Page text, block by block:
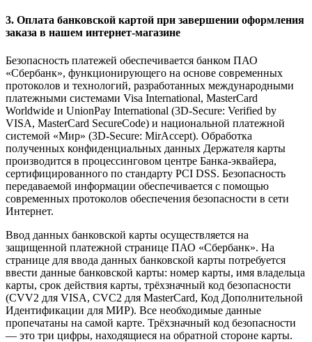
3. Оплата банковской картой при завершении оформления
заказа в нашем интернет-магазине
Безопасность платежей обеспечивается банком ПАО
«Сбербанк», функционирующего на основе современных
протоколов и технологий, разработанных международными
платежными системами Visa International, MasterCard
Worldwide и UnionPay International (3D-Secure: Verified by
VISA, MasterCard SecureCode) и национальной платежной
системой «Мир» (3D-Secure: MirAccept). Обработка
полученных конфиденциальных данных Держателя карты
производится в процессинговом центре Банка-эквайера,
сертифицированного по стандарту PCI DSS. Безопасность
передаваемой информации обеспечивается с помощью
современных протоколов обеспечения безопасности в сети
Интернет.
Ввод данных банковской карты осуществляется на
защищенной платежной странице ПАО «Сбербанк». На
странице для ввода данных банковской карты потребуется
ввести данные банковской карты: номер карты, имя владельца
карты, срок действия карты, трёхзначный код безопасности
(CVV2 для VISA, CVC2 для MasterCard, Код Дополнительной
Идентификации для МИР). Все необходимые данные
пропечатаны на самой карте. Трёхзначный код безопасности
— это три цифры, находящиеся на обратной стороне карты.